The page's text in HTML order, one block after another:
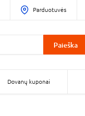
Parduotuvės
Paieška
Dovanų kuponai